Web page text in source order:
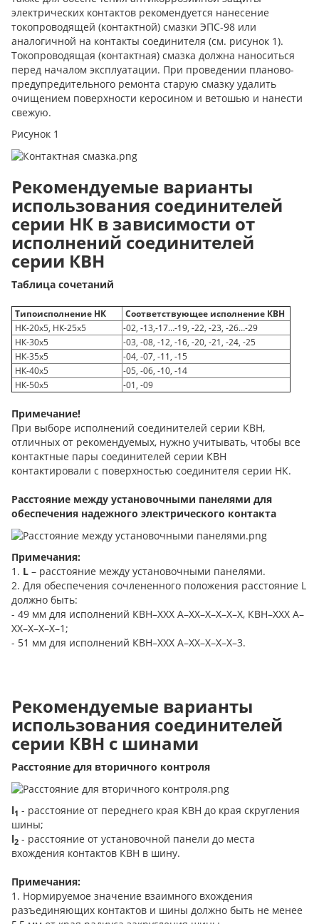
электрических контактов рекомендуется нанесение
токопроводящей (контактной) смазки ЭПС-98 или
аналогичной на контакты соединителя (см. рисунок 1).
Токопроводящая (контактная) смазка должна наноситься
перед началом эксплуатации. При проведении планово-
предупредительного ремонта старую смазку удалить
очищением поверхности керосином и ветошью и нанести
свежую.
Рисунок 1
Рекомендуемые варианты
использования соединителей
серии НК в зависимости от
исполнений соединителей
серии КВН
Таблица сочетаний
Типоисполнение НК
Соответствующее исполнение КВН
НК-20х5, НК-25х5
-02, -13,-17…-19, -22, -23, -26…-29
НК-30х5
-03, -08, -12, -16, -20, -21, -24, -25
НК-35х5
-04, -07, -11, -15
НК-40х5
-05, -06, -10, -14
НК-50х5
-01, -09
Примечание!
При выборе исполнений соединителей серии КВН,
отличных от рекомендуемых, нужно учитывать, чтобы все
контактные пары соединителей серии КВН
контактировали с поверхностью соединителя серии НК.
Расстояние между установочными панелями для
обеспечения надежного электрического контакта
Примечания:
1. L – расстояние между установочными панелями.
2. Для обеспечения сочлененного положения расстояние L
должно быть:
- 49 мм для исполнений КВН–ХХХ А–ХХ–Х–Х–Х–Х, КВН–ХХХ А–
ХХ–Х–Х–Х–1;
- 51 мм для исполнений КВН–ХХХ А–ХХ–Х–Х–Х–3.
Рекомендуемые варианты
использования соединителей
серии КВН с шинами
Расстояние для вторичного контроля
l1 - расстояние от переднего края КВН до края скругления
шины;
l2 - расстояние от установочной панели до места
вхождения контактов КВН в шину.
Примечания:
1. Нормируемое значение взаимного вхождения
разъединяющих контактов и шины должно быть не менее